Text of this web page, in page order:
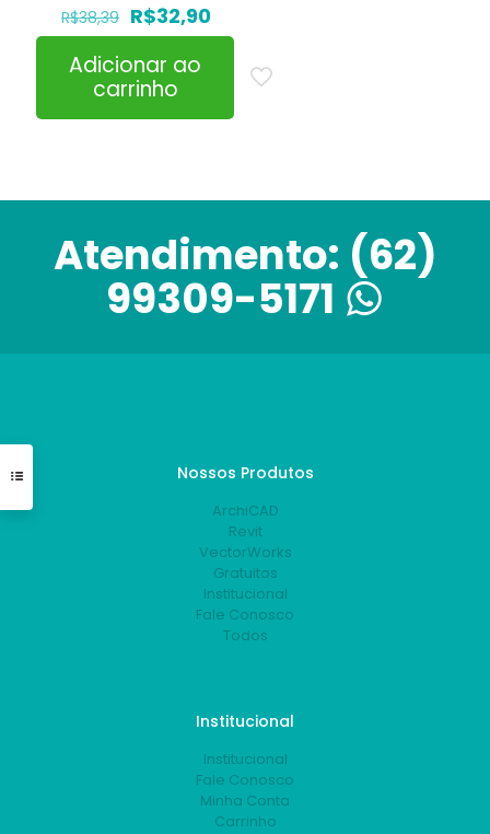
R$38,39 O
preço
original
era:
R$38,39.
R$32,90O
preço
Adicionar ao
carrinho
Atendimento: (62)
99309-5171
Nossos Produtos
ArchiCAD
Revit
VectorWorks
Gratuitos
Institucional
Fale Conosco
Todos
Institucional
Institucional
Fale Conosco
Minha Conta
Carrinho